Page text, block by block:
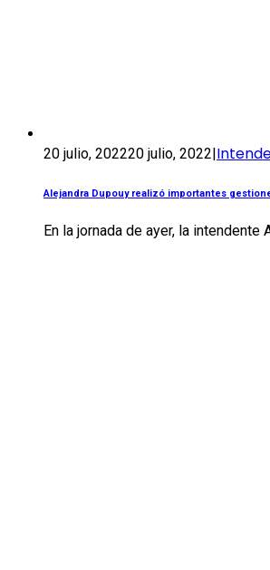
20 julio, 202220 julio, 2022|
Alejandra Dupouy realizó importantes
En la jornada de ayer, la intendente